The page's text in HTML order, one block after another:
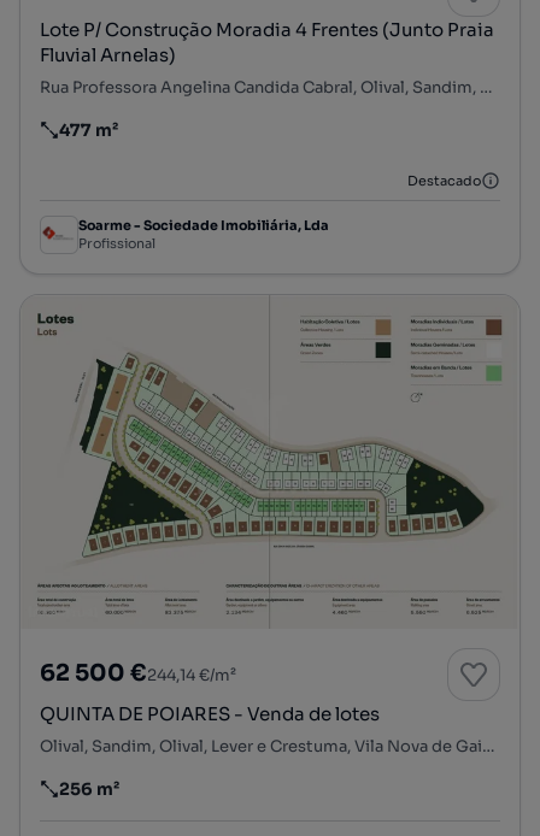
Lote P/ Construção Moradia 4 Frentes (Junto Praia
Fluvial Arnelas)
Rua Professora Angelina Candida Cabral, Olival, Sandim, Olival, Lever e Crestuma, Vila Nova de Gaia, Porto
Preço por metro quadrado
477 m²
Destacado
Soarme - Sociedade Imobiliária, Lda
Profissional
62 500 €244,14 €/m²
QUINTA DE POIARES - Venda de lotes
Olival, Sandim, Olival, Lever e Crestuma, Vila Nova de Gaia, Porto
Preço por metro quadrado
256 m²